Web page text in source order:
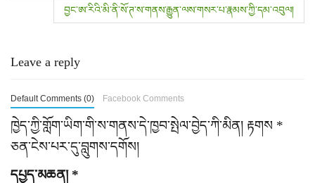
t
n
a
v
བྱང་ཨ་རིའི་མི་ནི་སོ་ཊ་ས་གནས་རྒྱུན་ལས་གསར་པ་རྣམས་ཀྱི་དམ་འབུལ།
Leave a reply
Default Comments (0) Facebook Comments
ཁྱེད་ཀྱི་གློག་ཡིག་གི་ས་གནས་དེ་ཁྱབ་སྤེལ་བྱེད་ཀི་མིན། རྟགས *
ཅན་ངེས་པར་དུ་བླུགས་དགོས།
དཔྱད་མཆན། *